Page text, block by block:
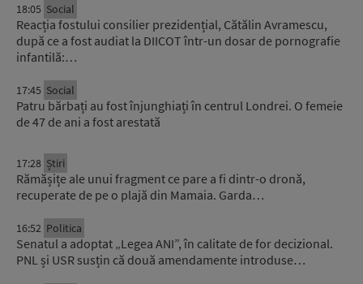
18:05 Social
Reacția fostului consilier prezidențial, Cătălin Avramescu,
după ce a fost audiat la DIICOT într-un dosar de pornografie
infantilă:…
17:45 Social
Patru bărbați au fost înjunghiați în centrul Londrei. O femeie
de 47 de ani a fost arestată
17:28 Știri
Rămășițe ale unui fragment ce pare a fi dintr-o dronă,
recuperate de pe o plajă din Mamaia. Garda…
16:52 Politica
Senatul a adoptat „Legea ANI”, în calitate de for decizional.
PNL și USR susțin că două amendamente introduse…